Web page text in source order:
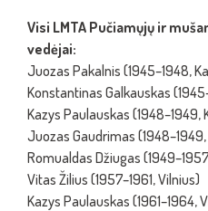
Visi LMTA Pučiamųjų ir
vedėjai:
Juozas Pakalnis (1945–1948,
Konstantinas Galkauskas
Kazys Paulauskas (1948–1949,
Juozas Gaudrimas
Romualdas Džiugas
Vitas Žilius (1957–1961, Vilnius)
Kazys Paulauskas (1961–1964,